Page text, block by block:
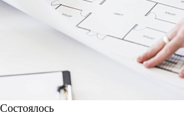
Состоялось